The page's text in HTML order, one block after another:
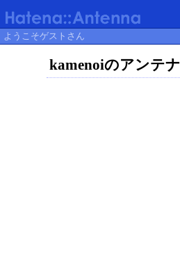
ようこそゲストさん
kamenoiのアンテナ